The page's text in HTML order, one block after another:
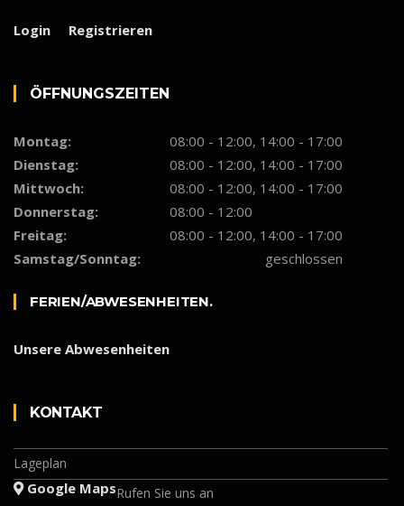
Login Registrieren
ÖFF­NUNGS­ZEI­TEN
Montag:
08:00 - 12:00, 14:00 - 17:00
Dienstag:
08:00 - 12:00, 14:00 - 17:00
Mittwoch:
08:00 - 12:00, 14:00 - 17:00
Donnerstag:
08:00 - 12:00
Freitag:
08:00 - 12:00, 14:00 - 17:00
Samstag/Sonntag:
geschlossen
FERIEN/ABWESENHEITEN.
Unsere Abwesenheiten
KON­­TAKT
Lageplan
Google MapsRufen Sie uns an